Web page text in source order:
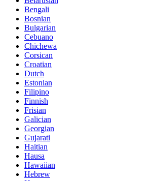
Bengali
Bosnian
Bulgarian
Cebuano
Chichewa
Corsican
Croatian
Dutch
Estonian
Filipino
Finnish
Frisian
Galician
Georgian
Gujarati
Haitian
Hausa
Hawaiian
Hebrew